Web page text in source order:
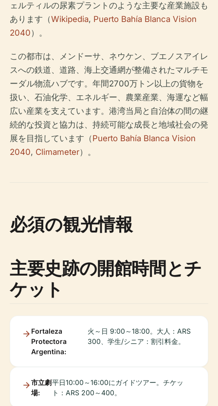
ェルティルの尿素プラントのような主要な産業施設も
あります（Wikipedia, Puerto Bahía Blanca Vision
2040）。
この都市は、メンドーサ、ネウケン、ブエノスアイレ
スへの鉄道、道路、海上交通網が整備されたマルチモ
ーダル物流ハブです。年間2700万トン以上の貨物を
扱い、石油化学、エネルギー、農業産業、海運など幅
広い産業を支えています。港湾当局と自治体の間の継
続的な投資と協力は、持続可能な成長と地域社会の発
展を目指しています（Puerto Bahía Blanca Vision
2040, Climameter）。
必須の観光情報
主要史跡の開館時間とチ
ケット
Fortaleza
Protectora
Argentina:
火～日 9:00～18:00。大人：ARS
300、学生/シニア：割引料金。
市立劇
場:
平日10:00～16:00にガイドツアー。チケッ
ト：ARS 200～400。